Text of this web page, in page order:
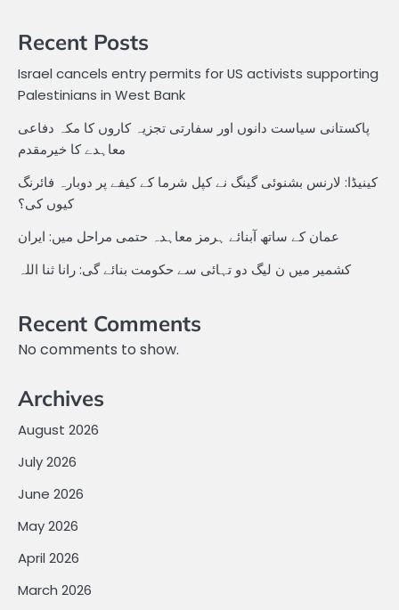
Recent Posts
Israel cancels entry permits for US activists supporting
Palestinians in West Bank
پاکستانی سیاست دانوں اور سفارتی تجزیہ کاروں کا مکہ دفاعی
معاہدے کا خیرمقدم
کینیڈا: لارنس بشنوئی گینگ نے کپل شرما کے کیفے پر دوبارہ فائرنگ
کیوں کی؟
عمان کے ساتھ آبنائے ہرمز معاہدہ حتمی مراحل میں: ایران
کشمیر میں ن لیگ دو تہائی سے حکومت بنائے گی: رانا ثنا اللہ
Recent Comments
No comments to show.
Archives
August 2026
July 2026
June 2026
May 2026
April 2026
March 2026